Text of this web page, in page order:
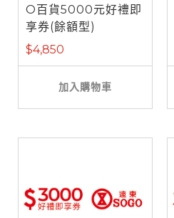
O百貨5000元好禮即
享券(餘額型)
$4,850
加入購物車